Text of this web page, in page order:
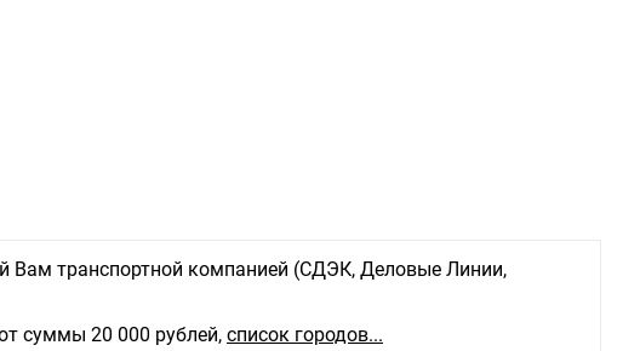
Вам транспортной компанией (СДЭК, Деловые Линии,
суммы 20 000 рублей, список городов...